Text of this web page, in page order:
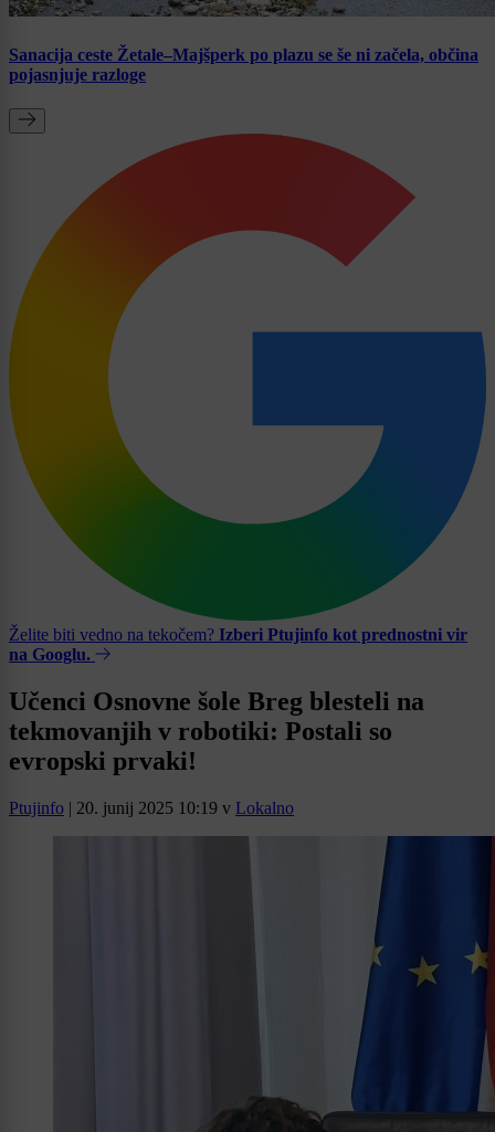
Sanacija ceste Žetale–Majšperk po plazu se še ni začela, občina
pojasnjuje razloge
Želite biti vedno na tekočem? Izberi Ptujinfo kot prednostni vir
na Googlu.
Učenci Osnovne šole Breg blesteli na
tekmovanjih v robotiki: Postali so
evropski prvaki!
Ptujinfo | 20. junij 2025 10:19 v Lokalno